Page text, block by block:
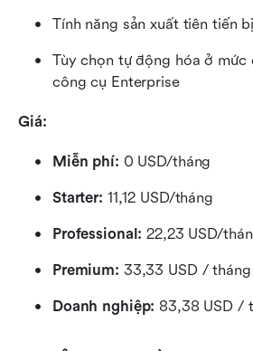
Tính năng sản xuất tiên tiến
Tùy chọn tự động hóa ở mức
công cụ Enterprise
Giá:
Miễn phí: 0 USD/tháng
Starter: 11,12 USD/tháng
Professional: 22,23 USD/
Premium: 33,33 USD / tháng
Doanh nghiệp: 83,38 USD /